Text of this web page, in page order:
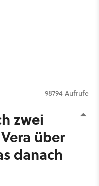
98794 Aufrufe
zwei
über
danach